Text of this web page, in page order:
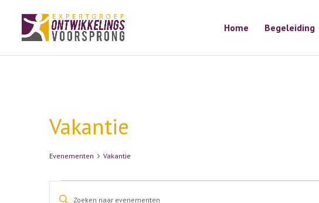
Home Begeleiding
Vakantie
Evenementen Vakantie
Evenementen
Vul